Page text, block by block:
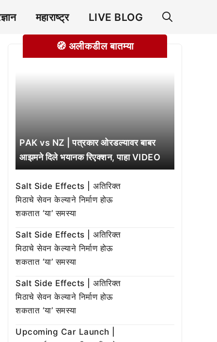
महाराष्ट्र LIVE BLOG
🧭 अलीकडील बातम्या
PAK vs NZ | पत्रकार ओरडल्यावर बाबर
आझमने दिले भयानक रिएक्शन, पाहा VIDEO
Salt Side Effects | अतिरिक्त
मिठाचे सेवन केल्याने निर्माण होऊ
शकतात ‘या’ समस्या
Salt Side Effects | अतिरिक्त
मिठाचे सेवन केल्याने निर्माण होऊ
शकतात ‘या’ समस्या
Salt Side Effects | अतिरिक्त
मिठाचे सेवन केल्याने निर्माण होऊ
शकतात ‘या’ समस्या
Upcoming Car Launch |